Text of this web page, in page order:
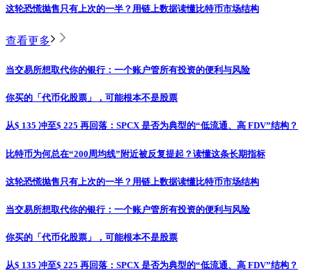
这轮恐慌抛售只有上次的一半？用链上数据读懂比特币市场结构
查看更多
当交易所想取代你的银行：一个账户管所有投资的便利与风险
你买的「代币化股票」，可能根本不是股票
从$ 135 冲至$ 225 再回落：SPCX 是否为典型的“低流通、高 FDV”结构？
比特币为何总在“200周均线”附近被反复提起？读懂这条长期指标
这轮恐慌抛售只有上次的一半？用链上数据读懂比特币市场结构
当交易所想取代你的银行：一个账户管所有投资的便利与风险
你买的「代币化股票」，可能根本不是股票
从$ 135 冲至$ 225 再回落：SPCX 是否为典型的“低流通、高 FDV”结构？